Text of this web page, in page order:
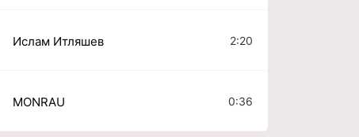
Ислам Итляшев 2:20
MONRAU 0:36